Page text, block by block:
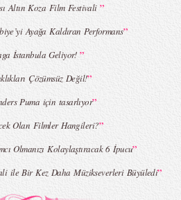
Altın Koza Film Festivali”
Ayağa Kaldıran Performans”
İstanbula Geliyor!”
Çözümsüz Değil!”
Puma için tasarlıyor”
Olan Filmler Hangileri?”
Olmanızı Kolaylaştıracak 6 İpucu”
ile Bir Kez Daha Müzikseverleri Büyüledi”